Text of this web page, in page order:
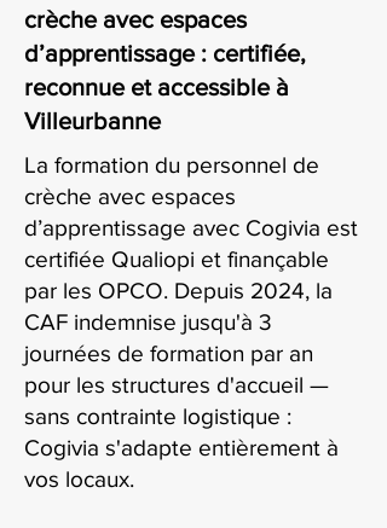
crèche avec espaces
d’apprentissage : certifiée,
reconnue et accessible à
Villeurbanne
La formation du personnel de
crèche avec espaces
d’apprentissage avec Cogivia est
certifiée Qualiopi et finançable
par les OPCO. Depuis 2024, la
CAF indemnise jusqu'à 3
journées de formation par an
pour les structures d'accueil —
sans contrainte logistique :
Cogivia s'adapte entièrement à
vos locaux.